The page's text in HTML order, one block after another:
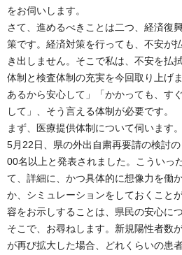
をお伺いします。
さて、進めるべきことは二つ、経済復
策です。経済対策を行っても、不安が
き出しません。そこで私は、不安を払
体制と検査体制の充実を今回取り上げ
あるから安心して」「かかっても、す
して」、そう言える体制が必要です。
まず、医療提供体制について伺います。
5月22日、県の外出自粛再要請の検討
00名以上と発表されました。こういっ
て、詳細に、かつ具体的に想像力を働
か、シミュレーションをしておくこと
容をお示しすることは、県民の安心に
そこで、お尋ねします。新規陽性者数
が再び拡大した場合、どれくらいの患